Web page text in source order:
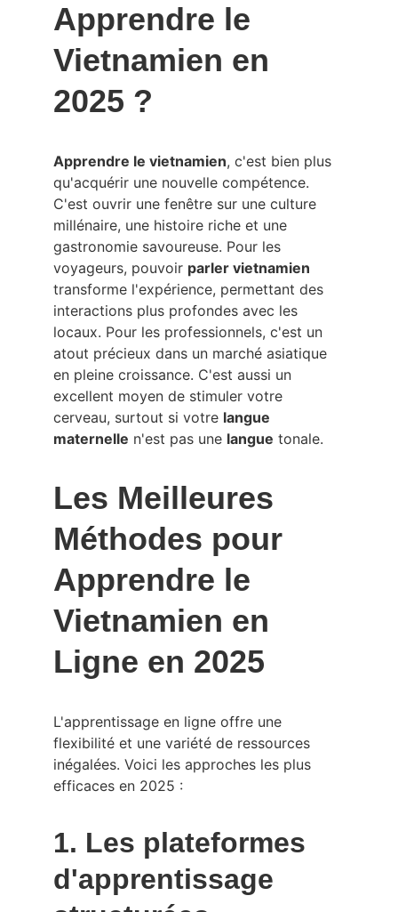
Apprendre le
Vietnamien en
2025 ?
Apprendre le vietnamien, c'est bien plus
qu'acquérir une nouvelle compétence.
C'est ouvrir une fenêtre sur une culture
millénaire, une histoire riche et une
gastronomie savoureuse. Pour les
voyageurs, pouvoir parler vietnamien
transforme l'expérience, permettant des
interactions plus profondes avec les
locaux. Pour les professionnels, c'est un
atout précieux dans un marché asiatique
en pleine croissance. C'est aussi un
excellent moyen de stimuler votre
cerveau, surtout si votre langue
maternelle n'est pas une langue tonale.
Les Meilleures
Méthodes pour
Apprendre le
Vietnamien en
Ligne en 2025
L'apprentissage en ligne offre une
flexibilité et une variété de ressources
inégalées. Voici les approches les plus
efficaces en 2025 :
1. Les plateformes
d'apprentissage